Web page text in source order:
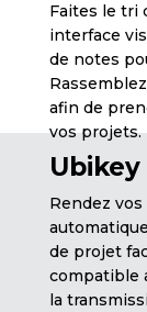
Faites le tri
interface
de notes
afin de
vos projets.
Ubikey
Rendez
de projet
compatible
la